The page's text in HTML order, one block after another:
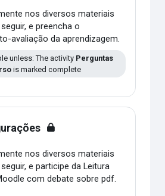
nos diversos materiais
e preencha o
avaliação da aprendizagem.
unless: The activity Perguntas
is marked complete
nos diversos materiais
e participe da Leitura
com debate sobre pdf.